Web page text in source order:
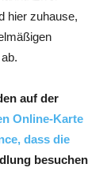
hier zuhause,
auf der
Online-Karte
dass die
besuchen